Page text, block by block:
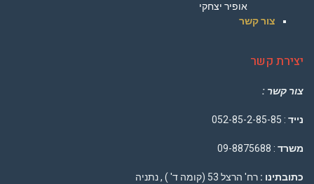
אופיר יצחקי
צור קשר
יצירת קשר
צור קשר :
נייד : 052-85-2-85-85
משרד : 09-8875688
כתובתינו : רח' הרצל 53 (קומה ד' ) , נתניה